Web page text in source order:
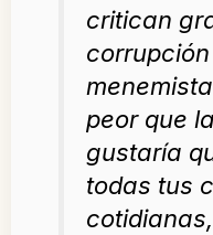
critican
peor que
gustaría
todas tus